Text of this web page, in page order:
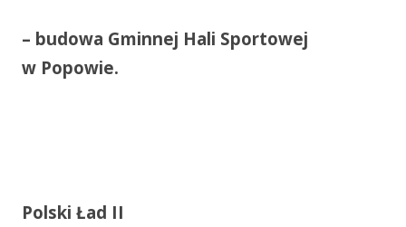
– budowa Gminnej Hali Sportowej
w Popowie.
Polski Ład II